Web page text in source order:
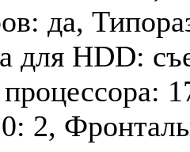
да,
для HDD:
процессора:
2,